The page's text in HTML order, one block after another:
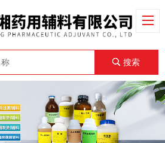
搜索